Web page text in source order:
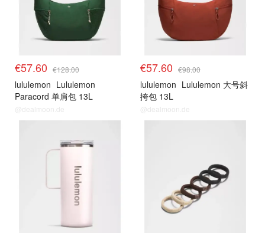
€57.60 €128.00
lululemon Lululemon
Paracord 单肩包 13L
@dealmoon.de
€57.60 €98.00
lululemon Lululemon 大号斜
挎包 13L
@dealmoon.de